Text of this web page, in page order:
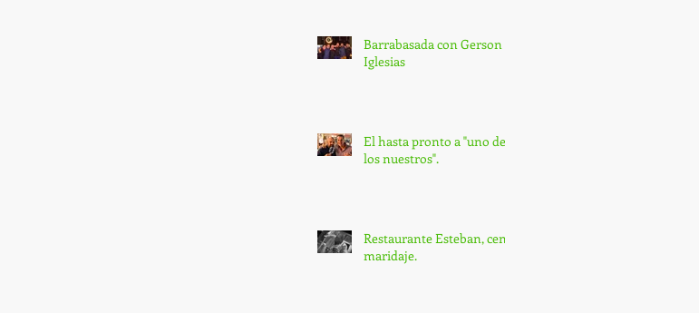
Barrabasada con Gerson
Iglesias
El hasta pronto a "uno de
los nuestros".
Restaurante Esteban, cena
maridaje.